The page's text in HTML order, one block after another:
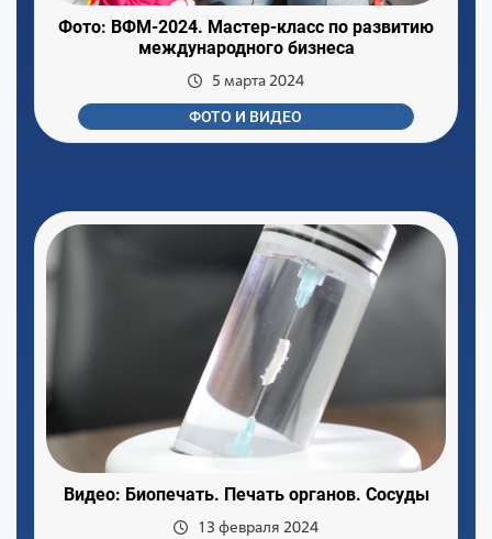
Фото: ВФМ-2024. Мастер-класс по развитию
международного бизнеса
5 марта 2024
ФОТО И ВИДЕО
Видео: Биопечать. Печать органов. Сосуды
13 февраля 2024